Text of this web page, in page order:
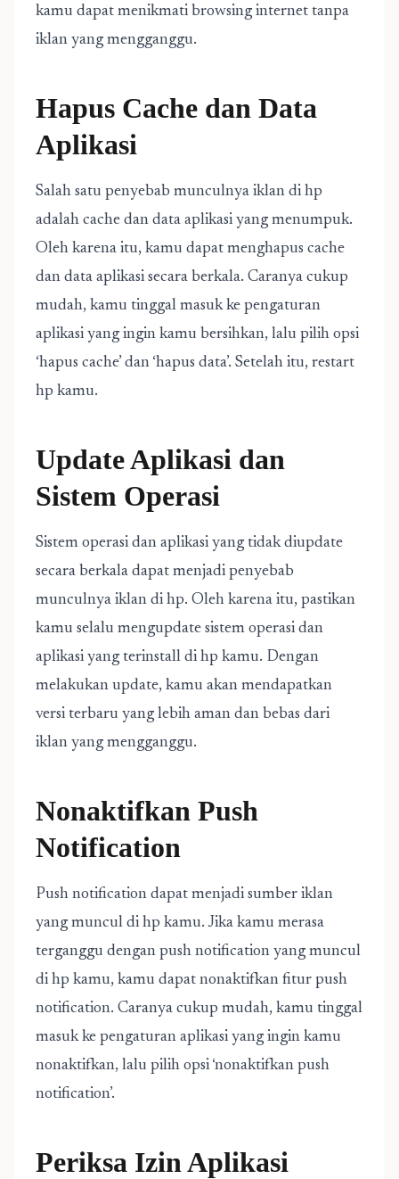
kamu dapat menikmati browsing internet tanpa
iklan yang mengganggu.
Hapus Cache dan Data
Aplikasi
Salah satu penyebab munculnya iklan di hp
adalah cache dan data aplikasi yang menumpuk.
Oleh karena itu, kamu dapat menghapus cache
dan data aplikasi secara berkala. Caranya cukup
mudah, kamu tinggal masuk ke pengaturan
aplikasi yang ingin kamu bersihkan, lalu pilih opsi
‘hapus cache’ dan ‘hapus data’. Setelah itu, restart
hp kamu.
Update Aplikasi dan
Sistem Operasi
Sistem operasi dan aplikasi yang tidak diupdate
secara berkala dapat menjadi penyebab
munculnya iklan di hp. Oleh karena itu, pastikan
kamu selalu mengupdate sistem operasi dan
aplikasi yang terinstall di hp kamu. Dengan
melakukan update, kamu akan mendapatkan
versi terbaru yang lebih aman dan bebas dari
iklan yang mengganggu.
Nonaktifkan Push
Notification
Push notification dapat menjadi sumber iklan
yang muncul di hp kamu. Jika kamu merasa
terganggu dengan push notification yang muncul
di hp kamu, kamu dapat nonaktifkan fitur push
notification. Caranya cukup mudah, kamu tinggal
masuk ke pengaturan aplikasi yang ingin kamu
nonaktifkan, lalu pilih opsi ‘nonaktifkan push
notification’.
Periksa Izin Aplikasi